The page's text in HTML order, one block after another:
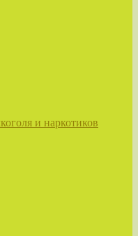
и наркотиков